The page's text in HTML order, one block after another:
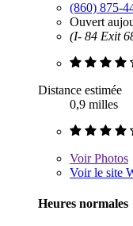
(860) 875-
Ouvert
(I- 84 Exit
Distance estimée
0,9 milles
VoirPhotos
Voir le site
Heures normales